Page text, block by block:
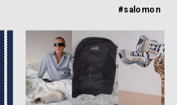
#salomon